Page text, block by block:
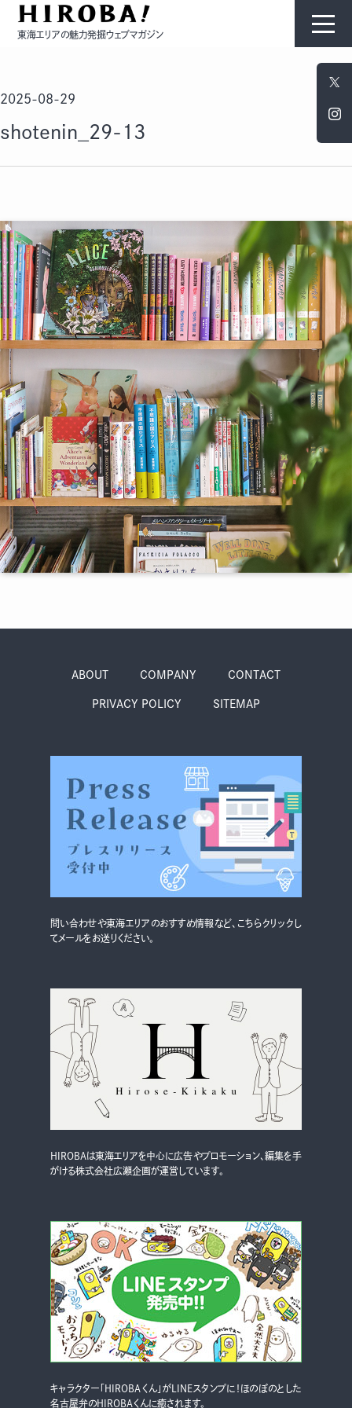
東海エリアの魅力発掘ウェブマガジン
コンテンツ
モノ ひと
まち・スポット
ノスタルジック
さんぽ
体験
グルメ・まち イベント
お問い合わせ
検索する
2025-08-29
shotenin_29-13
ABOUT COMPANY CONTACT
PRIVACY POLICY SITEMAP
問い合わせや東海エリアのおすすめ情報など、こちらクリックし
てメールをお送りください。
HIROBAは東海エリアを中心に広告やプロモーション、編集を手
がける株式会社広瀬企画が運営しています。
キャラクター「HIROBAくん」がLINEスタンプに！ほのぼのとした
名古屋弁のHIROBAくんに癒されます。